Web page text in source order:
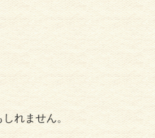
れません。